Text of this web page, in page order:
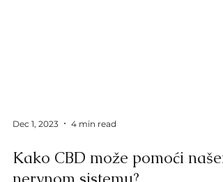
Dec 1, 2023 4 min read